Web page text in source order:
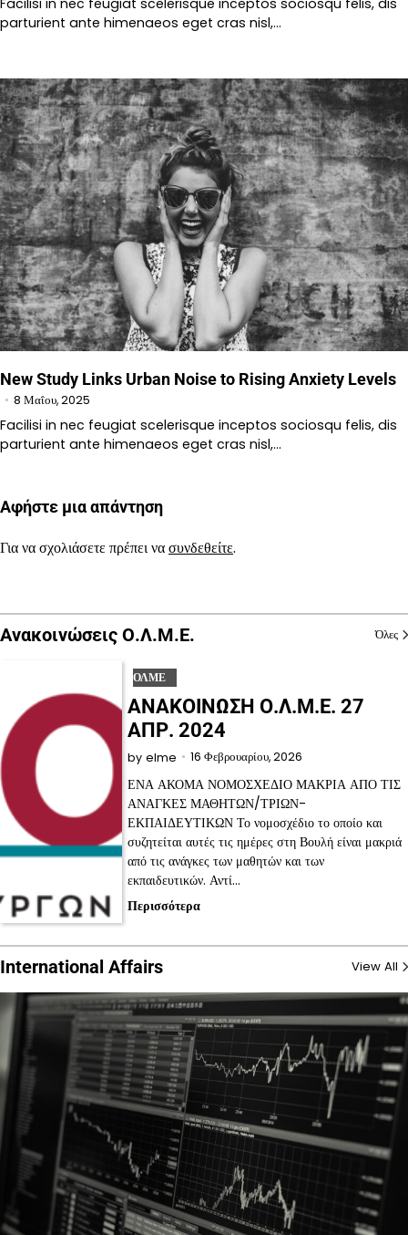
Facilisi in nec feugiat scelerisque inceptos sociosqu felis, dis
parturient ante himenaeos eget cras nisl,…
New Study Links Urban Noise to Rising Anxiety Levels
8 Μαΐου, 2025
Facilisi in nec feugiat scelerisque inceptos sociosqu felis, dis
parturient ante himenaeos eget cras nisl,…
Αφήστε μια απάντηση
Για να σχολιάσετε πρέπει νασυνδεθείτε.
Ανακοινώσεις Ο.Λ.Μ.Ε. Όλες
ΟΛΜΕ
ΑΝΑΚΟΙΝΩΣΗ Ο.Λ.Μ.Ε. 27
ΑΠΡ. 2024
by elme 16 Φεβρουαρίου, 2026
ΕΝΑ ΑΚΟΜΑ ΝΟΜΟΣΧΕΔΙΟ ΜΑΚΡΙΑ ΑΠΟ ΤΙΣ
ΑΝΑΓΚΕΣ ΜΑΘΗΤΩΝ/ΤΡΙΩΝ-
ΕΚΠΑΙΔΕΥΤΙΚΩΝ Το νομοσχέδιο το οποίο και
συζητείται αυτές τις ημέρες στη Βουλή είναι μακριά
από τις ανάγκες των μαθητών και των
εκπαιδευτικών. Αντί…
Περισσότερα
International Affairs View All